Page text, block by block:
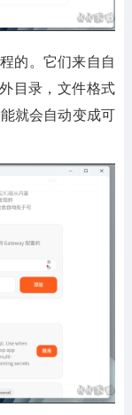
的。它们来自自
目录，文件格式
就会自动变成可